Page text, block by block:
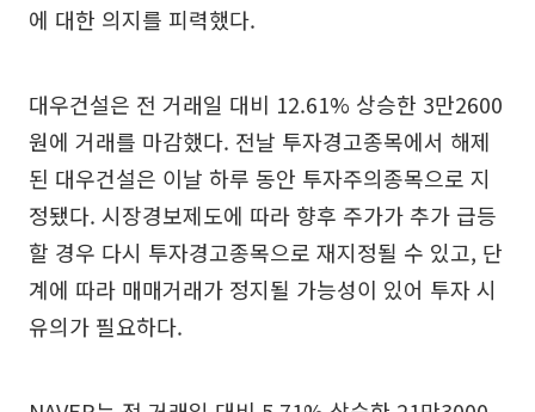
에 대한 의지를 피력했다.
대우건설은 전 거래일 대비 12.61% 상승한 3만2600
원에 거래를 마감했다. 전날 투자경고종목에서 해제
된 대우건설은 이날 하루 동안 투자주의종목으로 지
정됐다. 시장경보제도에 따라 향후 주가가 추가 급등
할 경우 다시 투자경고종목으로 재지정될 수 있고, 단
계에 따라 매매거래가 정지될 가능성이 있어 투자 시
유의가 필요하다.